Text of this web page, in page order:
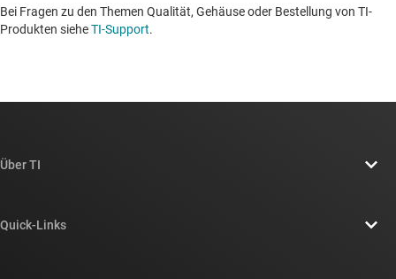
Bei Fragen zu den Themen Qualität, Gehäuse oder Bestellung von TI-
Produkten sieheTI-Support. ​​​​​​​​​​​​​​
Über TI
Quick-Links